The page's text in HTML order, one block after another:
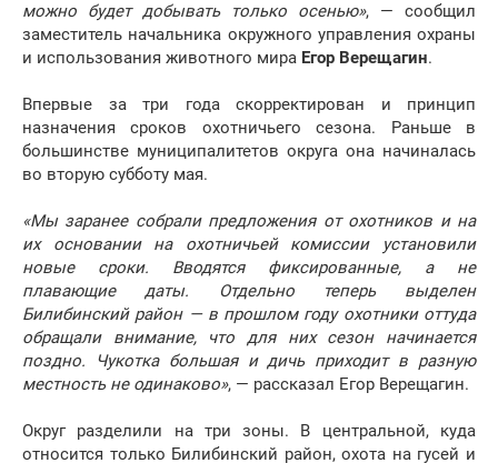
можно будет добывать только осенью», — сообщил
заместитель начальника окружного управления охраны
и использования животного мира Егор Верещагин.
Впервые за три года скорректирован и принцип
назначения сроков охотничьего сезона. Раньше в
большинстве муниципалитетов округа она начиналась
во вторую субботу мая.
«Мы заранее собрали предложения от охотников и на
их основании на охотничьей комиссии установили
новые сроки. Вводятся фиксированные, а не
плавающие даты. Отдельно теперь выделен
Билибинский район — в прошлом году охотники оттуда
обращали внимание, что для них сезон начинается
поздно. Чукотка большая и дичь приходит в разную
местность не одинаково», — рассказал Егор Верещагин.
Округ разделили на три зоны. В центральной, куда
относится только Билибинский район, охота на гусей и